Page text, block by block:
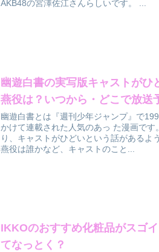
AKB48の宮澤佐江さんらしいです。 ...
幽遊白書の実写版キャストがひ
燕役は？いつから・どこで放送
幽遊白書とは『週刊少年ジャンプ』で
かけて連載された人気のあっ た漫画です
り、キャストがひどいという話があるよ
燕役は誰かなど、キャストのこと...
IKKOのおすすめ化粧品がスゴ
てなっとく？